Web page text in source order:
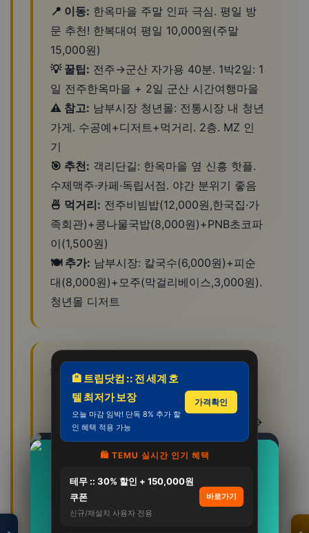
📍 이동: 한옥마을 주말 인파 극심. 평일 방
문 추천! 한복대여 평일 10,000원(주말
15,000원)
💡 꿀팁: 전주→군산 자가용 40분. 1박2일: 1
일 전주한옥마을 + 2일 군산 시간여행마을
⚠️ 참고: 남부시장 청년몰: 전통시장 내 청년
가게. 수공예+디저트+먹거리. 2층. MZ 인
기
🎯 추천: 객리단길: 한옥마을 옆 신흥 핫플.
수제맥주·카페·독립서점. 야간 분위기 좋음
🍜 먹거리: 전주비빔밥(12,000원,한국집·가
족회관)+콩나물국밥(8,000원)+PNB초코파
이(1,500원)
🍽️ 추가: 남부시장: 칼국수(6,000원)+피순
대(8,000원)+모주(막걸리베이스,3,000원).
청년몰 디저트
🏡 전주 추천 코스
📌 한옥마을 반나절:
한복대여(15,000원/2
시간) → 경기전(3,000원, 한복무료입장) →
전동성당(무료, 인생샷) → 한옥 카페(교동
다원) → 남부시장 먹방
📌 먹방 코스:전주비빔밥 점심(한국집
12,000원~) → PNB초코파이(1,500원) →
남부시장 청년몰 → 콩나물국밥 저녁(8,000
🏨 트립닷컴 :: 전 세계 호
텔 최저가 보장
오늘 마감 임박! 단독 8% 추가 할
인 혜택 적용 가능
가격확인
🛍️ TEMU 실시간 인기 혜택
테무 :: 30% 할인 + 150,000원
쿠폰
신규/재설치 사용자 전용
바로가기
50g 강아지 관절 슬개골…
https://naver.me/G3vHmbra